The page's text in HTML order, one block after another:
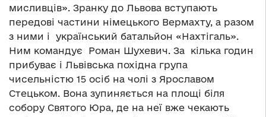
мисливців». Зранку до Львова вступають
передові частини німецького Вермахту, а разом
з ними і український батальйон «Нахтігаль».
Ним командує Роман Шухевич. За кілька годин
прибуває і Львівська похідна група
чисельністю 15 осіб на чолі з Ярославом
Стецьком. Вона зупиняється на площі біля
собору Святого Юра, де на неї вже чекають